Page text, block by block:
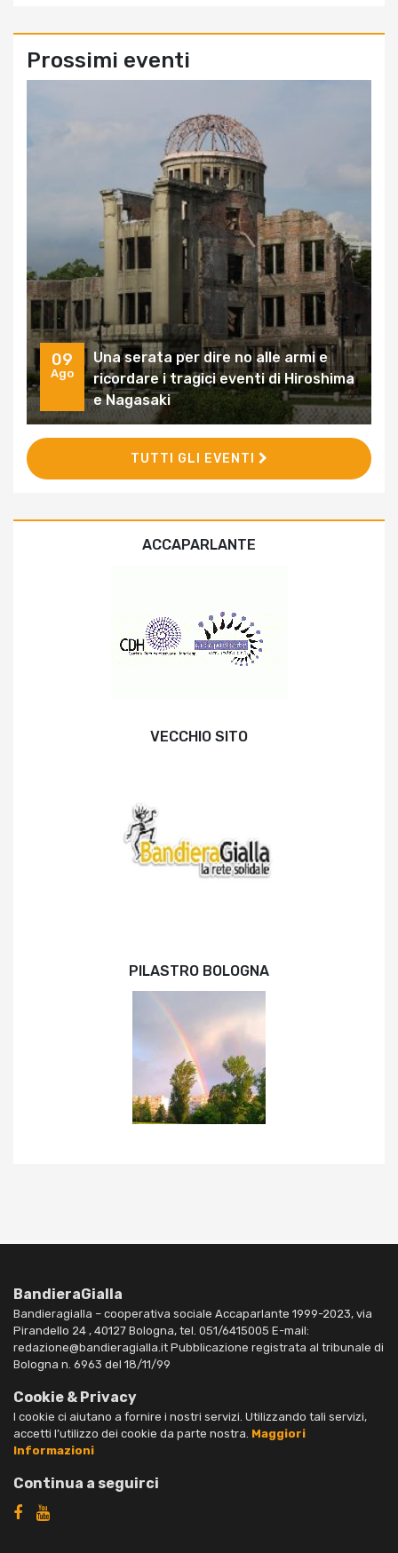
Prossimi eventi
09
Ago
Una serata per dire no alle armi e
ricordare i tragici eventi di Hiroshima
e Nagasaki
TUTTI GLI EVENTI
ACCAPARLANTE
VECCHIO SITO
PILASTRO BOLOGNA
BandieraGialla
Bandieragialla – cooperativa sociale Accaparlante 1999-2023, via
Pirandello 24 , 40127 Bologna, tel. 051/6415005 E-mail:
redazione@bandieragialla.it Pubblicazione registrata al tribunale di
Bologna n. 6963 del 18/11/99
Cookie & Privacy
I cookie ci aiutano a fornire i nostri servizi. Utilizzando tali servizi,
accetti l’utilizzo dei cookie da parte nostra. Maggiori
Informazioni
Continua a seguirci